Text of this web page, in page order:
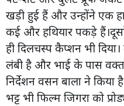
खड़ी हुई हैं और उन्होंने एक
कई और हथियार पकड़े
ही दिलचस्प कैप्शन भी
लंबी है और भाई के पास
निर्देशन वसन बाला ने
भट्ट भी फिल्म जिगरा को